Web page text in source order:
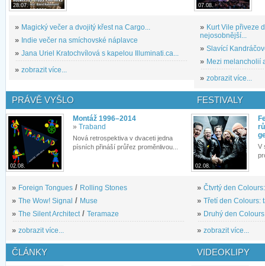
28.07.
» Magický večer a dvojitý křest na Cargo...
» Indie večer na smíchovské náplavce
» Jana Uriel Kratochvílová s kapelou Illuminati.ca...
» zobrazit více...
07.08.
» Kurt Vile přiveze
nejosobnější...
» Slavící
» Mezi melancholií
» zobrazit více...
PRÁVĚ VYŠLO
02.08.
Montáž 1996–2014
» Traband
Nová retrospektiva v dvaceti jedna
písních přináší průřez proměnlivou...
» Foreign Tongues / Rolling Stones
» The Wow! Signal / Muse
» The Silent Architect/ Teramaze
» zobrazit více...
FESTIVALY
02.08.
V
» Čtvrtý den
» Třetí den Colours:
» Druhý den
» zobrazit více...
ČLÁNKY VIDEOKLIPY